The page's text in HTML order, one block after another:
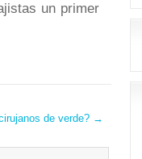
un primer
de verde? →